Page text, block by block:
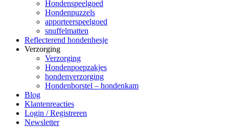
Hondenspeelgoed
Hondenpuzzels
apporteerspeelgoed
snuffelmatten
Reflecterend hondenhesje
Verzorging
Verzorging
Hondenpoepzakjes
hondenverzorging
Hondenborstel – hondenkam
Blog
Klantenreacties
Login / Registreren
Newsletter